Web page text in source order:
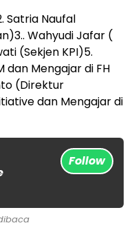
Satria Naufal
Wahyudi Jafar (
(Sekjen KPI)5.
dan Mengajar di FH
(Direktur
dan Mengajar di
Follow